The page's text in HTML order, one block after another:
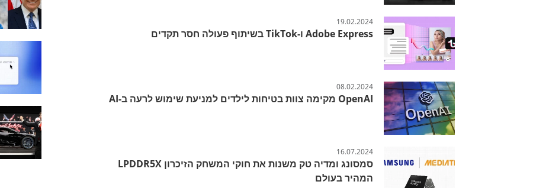
19.02.2024
Adobe Express ו-TikTok בשיתוף פעולה חסר תקדים
08.02.2024
OpenAI מקימה צוות בטיחות לילדים למניעת שימוש לרעה ב-AI
16.07.2024
סמסונג ומדיה טק משנות את חוקי המשחק הזיכרון LPDDR5X
המהיר בעולם